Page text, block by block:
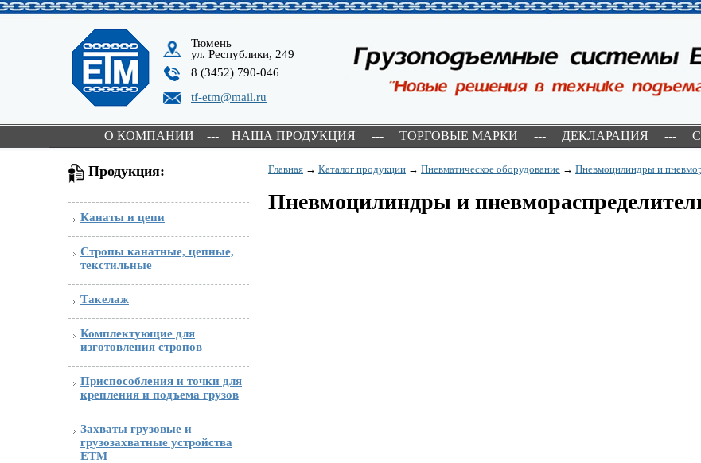
Тюмень
ул. Республики, 249
8 (3452) 790-046
tf-etm@mail.ru
О КОМПАНИИ --- НАША ПРОДУКЦИЯ --- ТОРГОВЫЕ МАРКИ --- ДЕКЛАРАЦИЯ ---
Продукция:
Канаты и цепи
Стропы канатные, цепные,
текстильные
Такелаж
Комплектующие для
изготовления стропов
Приспособления и точки для
крепления и подъема грузов
Захваты грузовые и
грузозахватные устройства
ETM
Главная → Каталог продукции → Пневматическое оборудование → Пневмоцилиндры и
Пневмоцилиндры и